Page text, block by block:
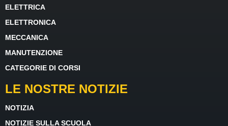
ELETTRICA
ELETTRONICA
MECCANICA
MANUTENZIONE
CATEGORIE DI CORSI
LE NOSTRE NOTIZIE
NOTIZIA
NOTIZIE SULLA SCUOLA